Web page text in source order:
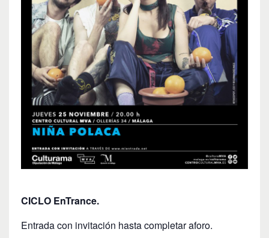
CICLO EnTrance.
Entrada con invitación hasta completar aforo.